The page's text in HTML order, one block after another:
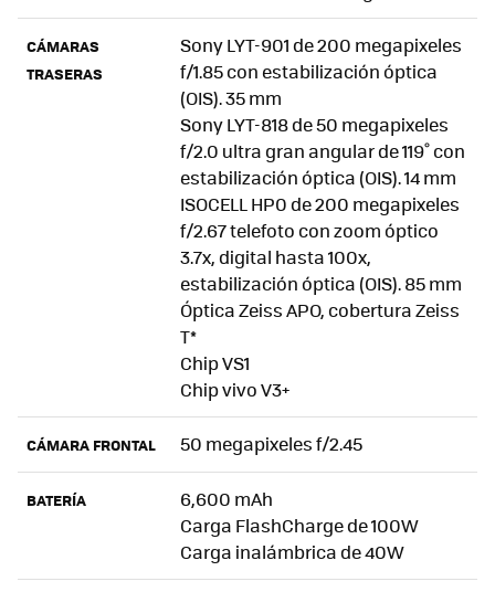
CÁMARAS
TRASERAS
Sony LYT-901 de 200 megapixeles
f/1.85 con estabilización óptica
(OIS). 35 mm
Sony LYT-818 de 50 megapixeles
f/2.0 ultra gran angular de 119˚ con
estabilización óptica (OIS). 14 mm
ISOCELL HP0 de 200 megapixeles
f/2.67 telefoto con zoom óptico
3.7x, digital hasta 100x,
estabilización óptica (OIS). 85 mm
Óptica Zeiss APO, cobertura Zeiss
T*
Chip VS1
Chip vivo V3+
CÁMARA FRONTAL 50 megapixeles f/2.45
BATERÍA
6,600 mAh
Carga FlashCharge de 100W
Carga inalámbrica de 40W